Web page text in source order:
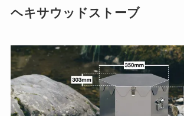
ヘキサウッドストーブ